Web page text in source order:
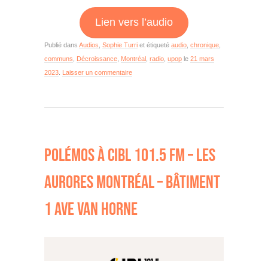
Lien vers l’audio
Publié dans Audios Sophie Turri et étiqueté audio chronique
communs
Décroissance Montréal radio upop le 21 mars
2023 Laisser un commentaire
POLÉMOS À CIBL 101.5 FM – LES
AURORES MONTRÉAL – BÂTIMENT
1 AVE VAN HORNE